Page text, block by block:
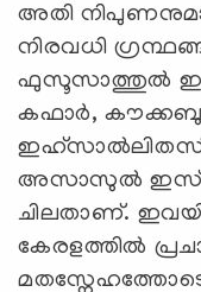
അതി
നിരവധി
ഫുസൂസാത്തുൽ
കഫാർ,
അസാസുൽ
ചിലതാണ്.
കേരളത്തിൽ